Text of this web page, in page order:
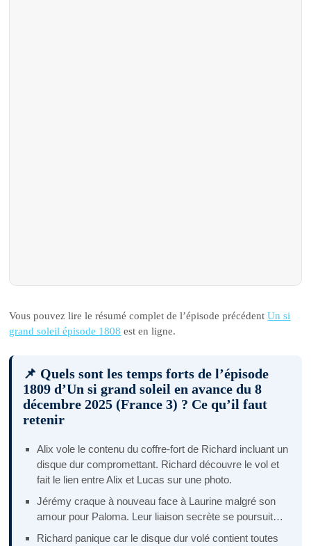
Vous pouvez lire le résumé complet de l’épisode précédentUn si
grand soleil épisode 1808 est en ligne.
📌 Quels sont les temps forts de l’épisode
1809 d’Un si grand soleil en avance du 8
décembre 2025 (France 3) ? Ce qu’il faut
retenir
Alix vole le contenu du coffre-fort de Richard incluant un
disque dur compromettant. Richard découvre le vol et
fait le lien entre Alix et Lucas sur une photo.
Jérémy craque à nouveau face à Laurine malgré son
amour pour Paloma. Leur liaison secrète se poursuit…
Richard panique car le disque dur volé contient toutes